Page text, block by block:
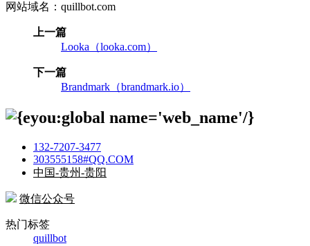
网站域名：quillbot.com
上一篇
Looka（looka.com）
下一篇
Brandmark（brandmark.io）
132-7207-3477
303555158#QQ.COM
中国-贵州-贵阳
微信公众号
热门标签
quillbot